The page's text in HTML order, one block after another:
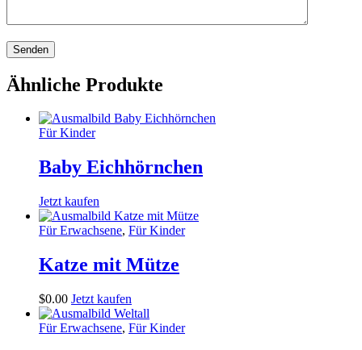
Ähnliche Produkte
Für Kinder
Baby Eichhörnchen
Jetzt kaufen
Für Erwachsene, Für Kinder
Katze mit Mütze
$0.00 Jetzt kaufen
Für Erwachsene, Für Kinder